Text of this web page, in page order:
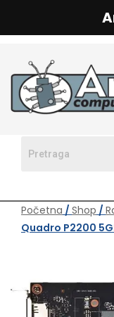
Početna / Shop /
Quadro P2200